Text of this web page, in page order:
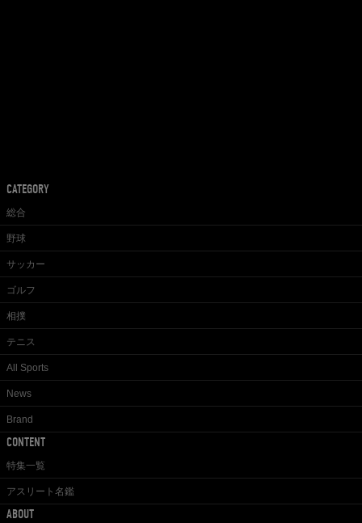
CATEGORY
総合
野球
サッカー
ゴルフ
相撲
テニス
All Sports
News
Brand
CONTENT
特集一覧
アスリート名鑑
ABOUT